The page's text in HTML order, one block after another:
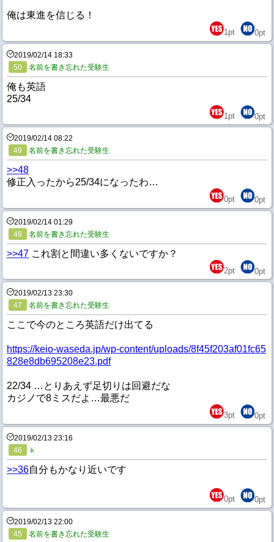
俺は東進を信じる！
1pt 0pt
2019/02/14 18:33
50
名前を書き忘れた受験生
俺も英語
25/34
1pt 0pt
2019/02/14 08:22
49
名前を書き忘れた受験生
>>48
修正入ったから25/34になったわ…
0pt 0pt
2019/02/14 01:29
48
名前を書き忘れた受験生
>>47 これ割と間違い多くないですか？
2pt 0pt
2019/02/13 23:30
47
名前を書き忘れた受験生
ここで今のところ英語だけ出てる
https://keio-waseda.jp/wp-content/uploads/8f45f203af01fc65
828e8db695208e23.pdf
22/34 …とりあえず足切りは回避だな
カジノで8ミスだよ…最悪だ
3pt 0pt
2019/02/13 23:16
46
ｋ
>>36自分もかなり近いです
0pt 0pt
2019/02/13 22:00
45
名前を書き忘れた受験生